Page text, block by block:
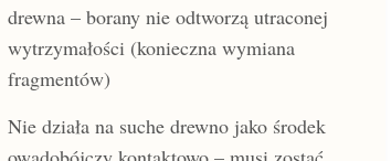
drewna – borany nie odtworzą utraconej
wytrzymałości (konieczna wymiana
fragmentów)
Nie działa na suche drewno jako środek